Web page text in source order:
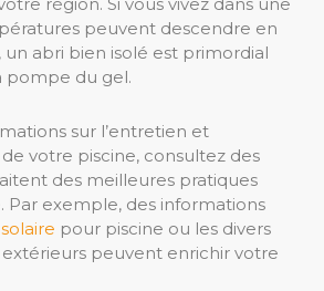
peuvent descendre en
un abri bien isolé est primordial
pompe du gel.
sur l’entretien et
votre piscine, consultez des
des meilleures pratiques
Par exemple, des informations
pour piscine ou les divers
peuvent enrichir votre